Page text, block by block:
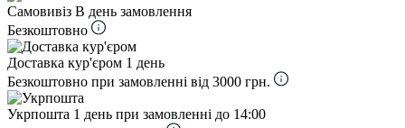
Самовивіз В день замовлення
Безкоштовно
Доставка кур'єром 1 день
Безкоштовно при замовленні від 3000 грн.
Укрпошта 1 день при замовленні до 14:00